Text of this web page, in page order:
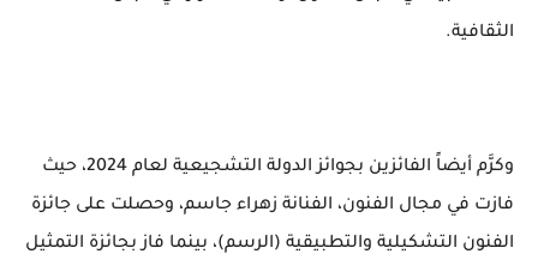
الثقافية.
وكرَّم أيضاً الفائزين بجوائز الدولة التشجيعية لعام 2024، حيث
فازت في مجال الفنون، الفنانة زهراء جاسم، وحصلت على جائزة
الفنون التشكيلية والتطبيقية (الرسم)، بينما فاز بجائزة التمثيل